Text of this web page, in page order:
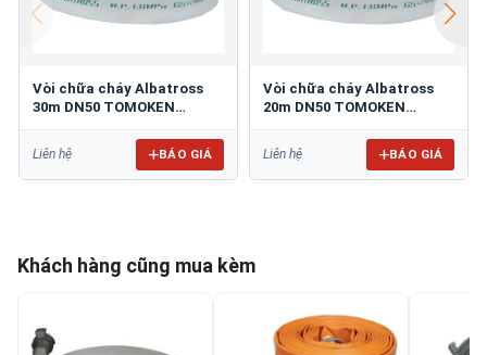
Vòi chữa cháy Albatross
30m DN50 TOMOKEN
Liên hệ BÁO GIÁ
Vòi chữa cháy Albatross
20m DN50 TOMOKEN
Liên hệ BÁO GIÁ
Khách hàng cũng mua kèm